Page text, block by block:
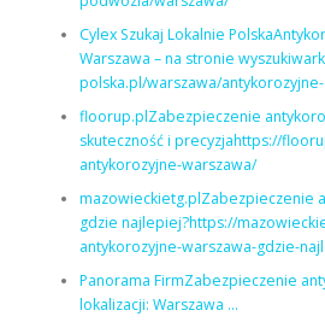
Cylex Szukaj Lokalnie
Warszawa – na stronie
polska.pl/warszawa/
floorup.plZabezpieczenie
skuteczność i precyzjahttps://
antykorozyjne-warszawa/
mazowieckietg.plZabezpieczenie
gdzie najlepiej?https://
antykorozyjne-warszawa-gdzie-
Panorama FirmZabezpieczenie
lokalizacji: Warszawa …